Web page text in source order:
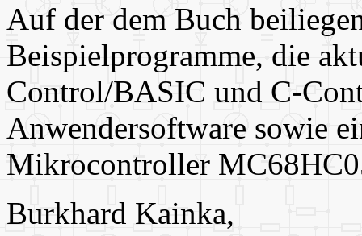
Auf der dem Buch
Beispielprogramme, die
Control/BASIC und C-
Anwendersoftware sowie
Mikrocontroller
Burkhard Kainka,